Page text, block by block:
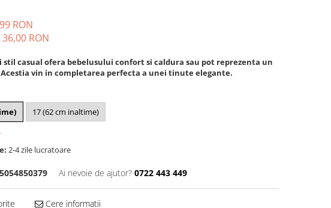
RON
36,00 RON
casual ofera bebelusului confort si caldura sau pot reprezenta un
vin in completarea perfecta a unei tinute elegante.
17 (62 cm inaltime)
2-4 zile lucratoare
Ai nevoie de ajutor? 0722 443 449
Cere informatii